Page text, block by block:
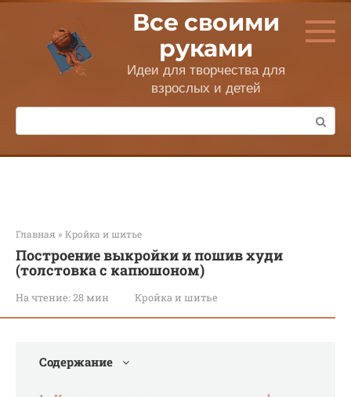
Перейти
контенту
Все своими
руками
Идеи для творчества для
взрослых и детей
Поиск:
Главная » Кройка и шитье
Построение выкройки и пошив худи
(толстовка с капюшоном)
На чтение: 28 мин Кройка и шитье
Содержание